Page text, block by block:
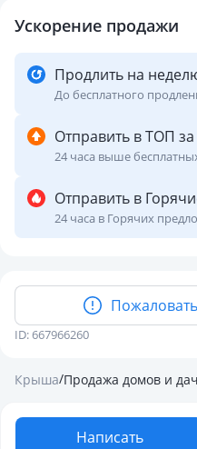
Ускорение продажи
Продлить на
До бесплатного
Отправить в ТОП за
24 часа выше
Отправить в
24 часа в Горячих
ID: 667966260
Крыша/Продажа домов и дач
Написать